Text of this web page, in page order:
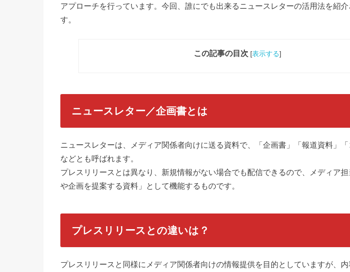
アプローチを行っています。今回、誰にでも出来るニュースレターの活用法を紹介
す。
この記事の目次 [表示する]
ニュースレター／企画書とは
ニュースレターは、メディア関係者向けに送る資料で、「企画書」「報道資料」「
などとも呼ばれます。
プレスリリースとは異なり、新規情報がない場合でも配信できるので、メディア
や企画を提案する資料」として機能するものです。
プレスリリースとの違いは？
プレスリリースと同様にメディア関係者向けの情報提供を目的としていますが、内